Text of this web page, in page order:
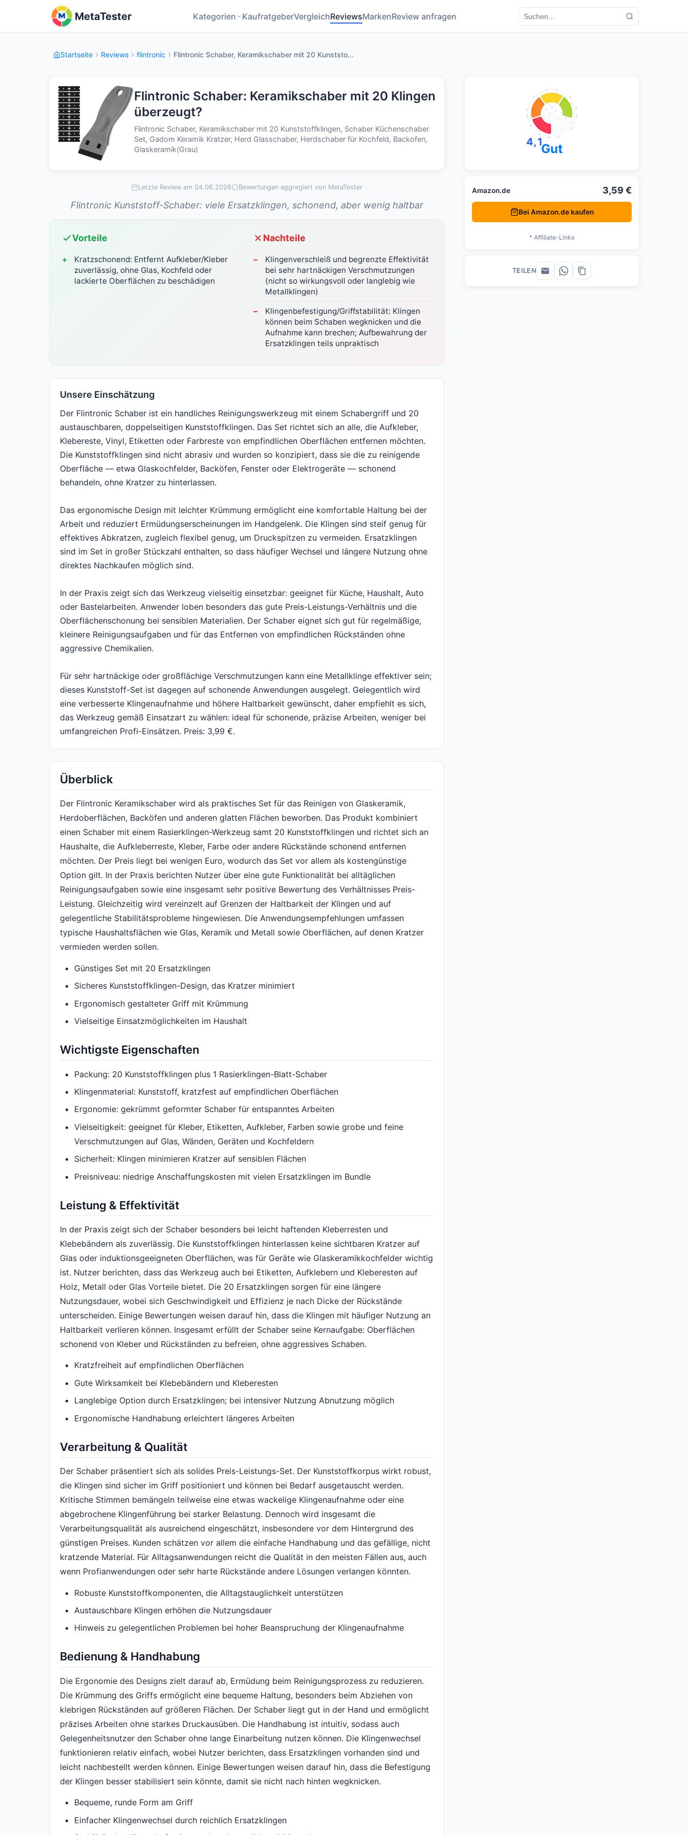
MetaTester Kategorien KaufratgeberVergleichReviewsMarkenReview anfragen
Startseite Reviews flintronic Flintronic Schaber, Keramikschaber mit 20 Kunststo...
Flintronic Schaber: Keramikschaber mit 20 Klingen
überzeugt?
Flintronic Schaber, Keramikschaber mit 20 Kunststoffklingen, Schaber Küchenschaber
Set, Gadom Keramik Kratzer, Herd Glasschaber, Herdschaber für Kochfeld, Backofen,
Glaskeramik(Grau)
Letzte Review am 04.06.2026 Bewertungen aggregiert von MetaTester
Flintronic Kunststoff-Schaber: viele Ersatzklingen, schonend, aber wenig haltbar
Vorteile
Kratzschonend: Entfernt Aufkleber/Kleber
zuverlässig, ohne Glas, Kochfeld oder
lackierte Oberflächen zu beschädigen
Nachteile
Klingenverschleiß und begrenzte Effektivität
bei sehr hartnäckigen Verschmutzungen
(nicht so wirkungsvoll oder langlebig wie
Metallklingen)
Klingenbefestigung/Griffstabilität: Klingen
können beim Schaben wegknicken und die
Aufnahme kann brechen; Aufbewahrung der
Ersatzklingen teils unpraktisch
Unsere Einschätzung
Der Flintronic Schaber ist ein handliches Reinigungswerkzeug mit einem Schabergriff und 20
austauschbaren, doppelseitigen Kunststoffklingen. Das Set richtet sich an alle, die Aufkleber,
Klebereste, Vinyl, Etiketten oder Farbreste von empfindlichen Oberflächen entfernen möchten.
Die Kunststoffklingen sind nicht abrasiv und wurden so konzipiert, dass sie die zu reinigende
Oberfläche — etwa Glaskochfelder, Backöfen, Fenster oder Elektrogeräte — schonend
behandeln, ohne Kratzer zu hinterlassen.
Das ergonomische Design mit leichter Krümmung ermöglicht eine komfortable Haltung bei der
Arbeit und reduziert Ermüdungserscheinungen im Handgelenk. Die Klingen sind steif genug für
effektives Abkratzen, zugleich flexibel genug, um Druckspitzen zu vermeiden. Ersatzklingen
sind im Set in großer Stückzahl enthalten, so dass häufiger Wechsel und längere Nutzung ohne
direktes Nachkaufen möglich sind.
In der Praxis zeigt sich das Werkzeug vielseitig einsetzbar: geeignet für Küche, Haushalt, Auto
oder Bastelarbeiten. Anwender loben besonders das gute Preis-Leistungs-Verhältnis und die
Oberflächenschonung bei sensiblen Materialien. Der Schaber eignet sich gut für regelmäßige,
kleinere Reinigungsaufgaben und für das Entfernen von empfindlichen Rückständen ohne
aggressive Chemikalien.
Für sehr hartnäckige oder großflächige Verschmutzungen kann eine Metallklinge effektiver sein;
dieses Kunststoff-Set ist dagegen auf schonende Anwendungen ausgelegt. Gelegentlich wird
eine verbesserte Klingenaufnahme und höhere Haltbarkeit gewünscht, daher empfiehlt es sich,
das Werkzeug gemäß Einsatzart zu wählen: ideal für schonende, präzise Arbeiten, weniger bei
umfangreichen Profi-Einsätzen. Preis: 3,99 €.
Überblick
Der Flintronic Keramikschaber wird als praktisches Set für das Reinigen von Glaskeramik,
Herdoberflächen, Backöfen und anderen glatten Flächen beworben. Das Produkt kombiniert
einen Schaber mit einem Rasierklingen-Werkzeug samt 20 Kunststoffklingen und richtet sich an
Haushalte, die Aufkleberreste, Kleber, Farbe oder andere Rückstände schonend entfernen
möchten. Der Preis liegt bei wenigen Euro, wodurch das Set vor allem als kostengünstige
Option gilt. In der Praxis berichten Nutzer über eine gute Funktionalität bei alltäglichen
Reinigungsaufgaben sowie eine insgesamt sehr positive Bewertung des Verhältnisses Preis-
Leistung. Gleichzeitig wird vereinzelt auf Grenzen der Haltbarkeit der Klingen und auf
gelegentliche Stabilitätsprobleme hingewiesen. Die Anwendungsempfehlungen umfassen
typische Haushaltsflächen wie Glas, Keramik und Metall sowie Oberflächen, auf denen Kratzer
vermieden werden sollen.
Günstiges Set mit 20 Ersatzklingen
Sicheres Kunststoffklingen-Design, das Kratzer minimiert
Ergonomisch gestalteter Griff mit Krümmung
Vielseitige Einsatzmöglichkeiten im Haushalt
Wichtigste Eigenschaften
Packung: 20 Kunststoffklingen plus 1 Rasierklingen-Blatt-Schaber
Klingenmaterial: Kunststoff, kratzfest auf empfindlichen Oberflächen
Ergonomie: gekrümmt geformter Schaber für entspanntes Arbeiten
Vielseitigkeit: geeignet für Kleber, Etiketten, Aufkleber, Farben sowie grobe und feine
Verschmutzungen auf Glas, Wänden, Geräten und Kochfeldern
Sicherheit: Klingen minimieren Kratzer auf sensiblen Flächen
Preisniveau: niedrige Anschaffungskosten mit vielen Ersatzklingen im Bundle
Leistung & Effektivität
In der Praxis zeigt sich der Schaber besonders bei leicht haftenden Kleberresten und
Klebebändern als zuverlässig. Die Kunststoffklingen hinterlassen keine sichtbaren Kratzer auf
Glas oder induktionsgeeigneten Oberflächen, was für Geräte wie Glaskeramikkochfelder wichtig
ist. Nutzer berichten, dass das Werkzeug auch bei Etiketten, Aufklebern und Kleberesten auf
Holz, Metall oder Glas Vorteile bietet. Die 20 Ersatzklingen sorgen für eine längere
Nutzungsdauer, wobei sich Geschwindigkeit und Effizienz je nach Dicke der Rückstände
unterscheiden. Einige Bewertungen weisen darauf hin, dass die Klingen mit häufiger Nutzung an
Haltbarkeit verlieren können. Insgesamt erfüllt der Schaber seine Kernaufgabe: Oberflächen
schonend von Kleber und Rückständen zu befreien, ohne aggressives Schaben.
Kratzfreiheit auf empfindlichen Oberflächen
Gute Wirksamkeit bei Klebebändern und Kleberesten
Langlebige Option durch Ersatzklingen; bei intensiver Nutzung Abnutzung möglich
Ergonomische Handhabung erleichtert längeres Arbeiten
Verarbeitung & Qualität
Der Schaber präsentiert sich als solides Preis-Leistungs-Set. Der Kunststoffkorpus wirkt robust,
die Klingen sind sicher im Griff positioniert und können bei Bedarf ausgetauscht werden.
Kritische Stimmen bemängeln teilweise eine etwas wackelige Klingenaufnahme oder eine
abgebrochene Klingenführung bei starker Belastung. Dennoch wird insgesamt die
Verarbeitungsqualität als ausreichend eingeschätzt, insbesondere vor dem Hintergrund des
günstigen Preises. Kunden schätzen vor allem die einfache Handhabung und das gefällige, nicht
kratzende Material. Für Alltagsanwendungen reicht die Qualität in den meisten Fällen aus, auch
wenn Profianwendungen oder sehr harte Rückstände andere Lösungen verlangen könnten.
Robuste Kunststoffkomponenten, die Alltagstauglichkeit unterstützen
Austauschbare Klingen erhöhen die Nutzungsdauer
Hinweis zu gelegentlichen Problemen bei hoher Beanspruchung der Klingenaufnahme
Bedienung & Handhabung
Die Ergonomie des Designs zielt darauf ab, Ermüdung beim Reinigungsprozess zu reduzieren.
Die Krümmung des Griffs ermöglicht eine bequeme Haltung, besonders beim Abziehen von
klebrigen Rückständen auf größeren Flächen. Der Schaber liegt gut in der Hand und ermöglicht
präzises Arbeiten ohne starkes Druckausüben. Die Handhabung ist intuitiv, sodass auch
Gelegenheitsnutzer den Schaber ohne lange Einarbeitung nutzen können. Die Klingenwechsel
funktionieren relativ einfach, wobei Nutzer berichten, dass Ersatzklingen vorhanden sind und
leicht nachbestellt werden können. Einige Bewertungen weisen darauf hin, dass die Befestigung
der Klingen besser stabilisiert sein könnte, damit sie nicht nach hinten wegknicken.
Bequeme, runde Form am Griff
Einfacher Klingenwechsel durch reichlich Ersatzklingen
4,1Gut
Amazon.de 3,59 €
Bei Amazon.de kaufen
* Affiliate-Links
TEILEN